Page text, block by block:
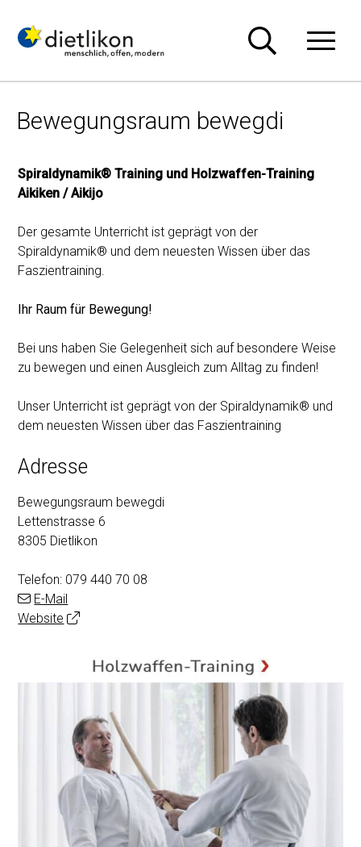
Bewegungsraum bewegdi
Spiraldynamik® Training und Holzwaffen-Training
Aikiken / Aikijo
Der gesamte Unterricht ist geprägt von der
Spiraldynamik® und dem neuesten Wissen über das
Faszientraining.
Ihr Raum für Bewegung!
Bei uns haben Sie Gelegenheit sich auf besondere Weise
zu bewegen und einen Ausgleich zum Alltag zu finden!
Unser Unterricht ist geprägt von der Spiraldynamik® und
dem neuesten Wissen über das Faszientraining
Adresse
Bewegungsraum bewegdi
Lettenstrasse 6
8305 Dietlikon
Telefon: 079 440 70 08
E-Mail
Website